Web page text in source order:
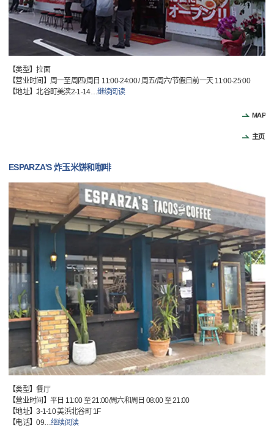
【类型】拉面
【营业时间】周一至周四/周日 11:00-24:00 / 周五/周六/节假日前一天 11:00-25:00
【地址】北谷町美滨2-1-14…继续阅读
MAP
主页
ESPARZA'S 炸玉米饼和咖啡
【类型】餐厅
【营业时间】平日 11:00 至 21:00/周六和周日 08:00 至 21:00
【地址】3-1-10 美浜北谷町 1F
【电话】09…继续阅读